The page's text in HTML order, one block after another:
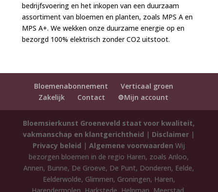
bedrijfsvoering en het inkopen van een duurzaam
assortiment van bloemen en planten, zoals MPS A en
MPS A+. We wekken onze duurzame energie op en
bezorgd 100% elektrisch zonder CO2 uitstoot.
Bloemenabonnement
Verticaal groen
Zakelijk
Contact ⚙️Mijn account
Bloemsierkunst Groeneveld staat voor kwaliteit,
vakmanschap en klantgerichtheid | Disclaimer |
Privacy beleid |Algemene voorwaarden Wij
bezorgen bloemen in de regio Haren, zoals Anloo,
Annen, Bunne, De Groeve, De Punt, Donderen, Eelde,
Eelderwolde, Glimmen, Groningen, Haren,